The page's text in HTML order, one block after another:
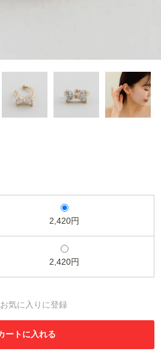
2,420円
2,420円
お気に入りに登録